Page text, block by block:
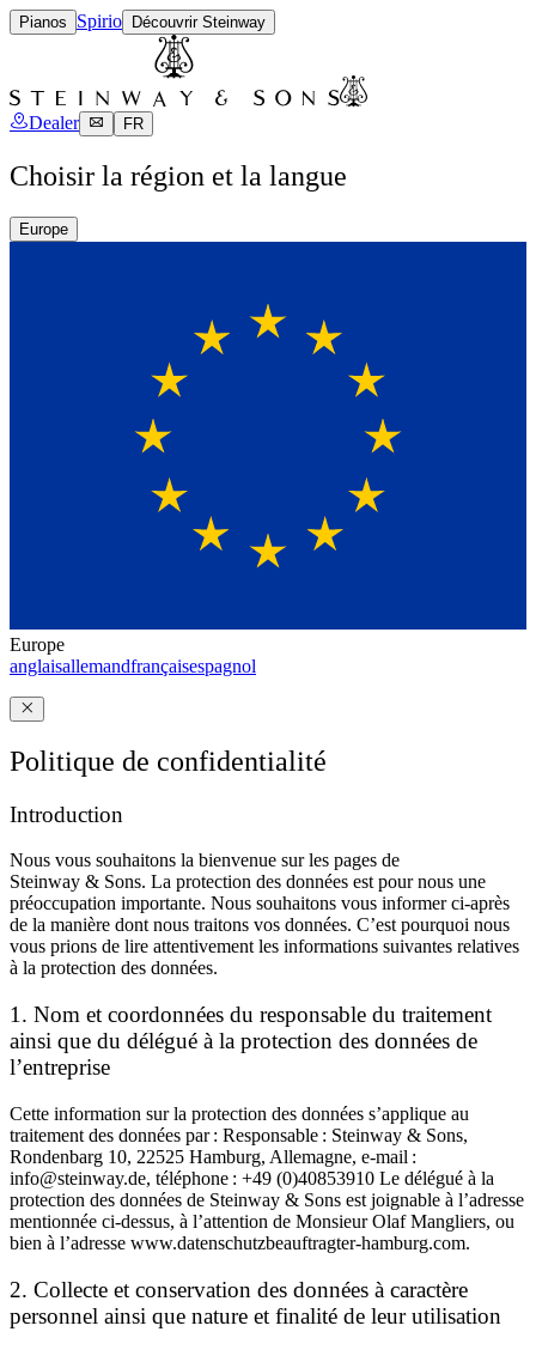
Pianos Spirio Découvrir Steinway
Dealer FR
Choisir la région et la langue
Europe
Europe
anglaisallemandfrançaisespagnol
Politique de confidentialité
Introduction
Nous vous souhaitons la bienvenue sur les pages de
Steinway ⁠&⁠ Sons. La protection des données est pour nous une
préoccupation importante. Nous souhaitons vous informer ci-après
de la manière dont nous traitons vos données. C’est pourquoi nous
vous prions de lire attentivement les informations suivantes relatives
à la protection des données.
1. Nom et coordonnées du responsable du traitement
ainsi que du délégué à la protection des données de
l’entreprise
Cette information sur la protection des données s’applique au
traitement des données par : Responsable : Steinway ⁠&⁠ Sons,
Rondenbarg 10, 22525 Hamburg, Allemagne, e-mail :
info@steinway.de, téléphone : +49 (0)40853910 Le délégué à la
protection des données de Steinway ⁠&⁠ Sons est joignable à l’adresse
mentionnée ci-dessus, à l’attention de Monsieur Olaf Mangliers, ou
bien à l’adresse www.datenschutzbeauftragter-hamburg.com.
2. Collecte et conservation des données à caractère
personnel ainsi que nature et finalité de leur utilisation